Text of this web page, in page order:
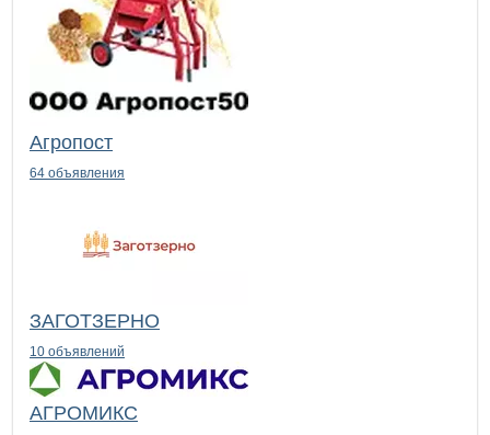
Агропост
64 объявления
ЗАГОТЗЕРНО
10 объявлений
АГРОМИКС